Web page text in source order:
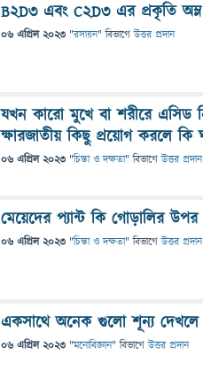
B2D3 এবং C2D3 এর প্রকৃতি
06 এপ্রিল 2023 "রসায়ন" বিভাগে উত্তর প্রদান
যখন কারো মুখে বা শরীরে এসিড
ক্ষারজাতীয় কিছু প্রয়োগ করলে কি
06 এপ্রিল 2023 "চিন্তা ও দক্ষতা" বিভাগে উত্তর প্রদান
মেয়েদের প্যান্ট কি গোড়ালির
06 এপ্রিল 2023 "চিন্তা ও দক্ষতা" বিভাগে উত্তর প্রদান
একসাথে অনেক গুলো শূন্য দেখলে
06 এপ্রিল 2023 "মনোবিজ্ঞান" বিভাগে উত্তর প্রদান